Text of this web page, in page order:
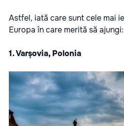
Astfel, iată care sunt cele mai
Europa în care merită să ajungi:
1. Varșovia, Polonia